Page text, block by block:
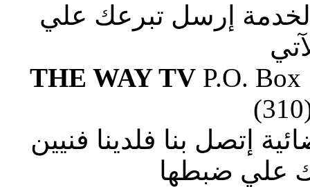
إرسل تبرعك علي
THE WAY TVP.O. Box
إتصل بنا فلدينا فنيين
علي ضبطها